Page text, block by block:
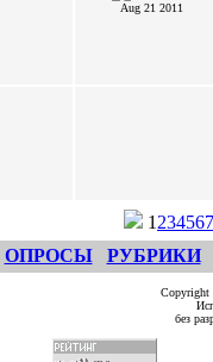
Aug 21 2011
1 234567
ОПРОСЫ РУБРИКИ
без